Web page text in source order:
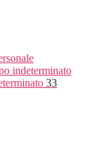
indeterminato
33